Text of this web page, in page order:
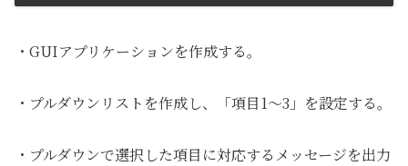
・GUIアプリケーションを作成する。
・プルダウンリストを作成し、「項目1〜3」を設定する。
・プルダウンで選択した項目に対応するメッセージを出力